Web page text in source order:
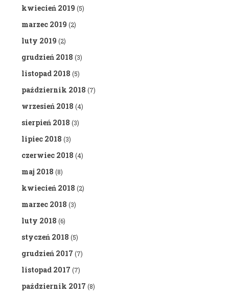
kwiecień 2019 (5)
marzec 2019 (2)
luty 2019 (2)
grudzień 2018 (3)
listopad 2018 (5)
październik 2018 (7)
wrzesień 2018 (4)
sierpień 2018 (3)
lipiec 2018 (3)
czerwiec 2018 (4)
maj 2018 (8)
kwiecień 2018 (2)
marzec 2018 (3)
luty 2018 (6)
styczeń 2018 (5)
grudzień 2017 (7)
listopad 2017 (7)
październik 2017 (8)